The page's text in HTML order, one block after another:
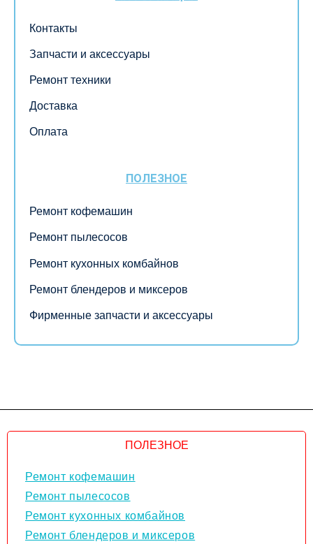
Контакты
Запчасти и аксессуары
Ремонт техники
Доставка
Оплата
ПОЛЕЗНОЕ
Ремонт кофемашин
Ремонт пылесосов
Ремонт кухонных комбайнов
Ремонт блендеров и миксеров
Фирменные запчасти и аксессуары
ПОЛЕЗНОЕ
Ремонт кофемашин
Ремонт пылесосов
Ремонт кухонных комбайнов
Ремонт блендеров и миксеров